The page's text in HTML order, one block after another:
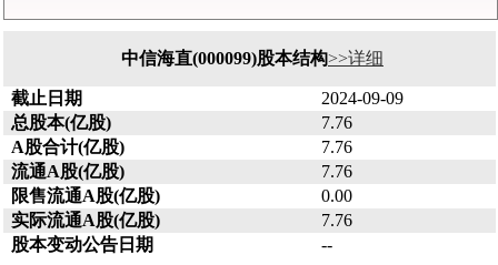
中信海直(000099)股本结构>>详细
截止日期
2024-09-09
总股本(亿股)
7.76
A股合计(亿股)
7.76
流通A股(亿股)
7.76
限售流通A股(亿股)
0.00
实际流通A股(亿股)
7.76
股本变动公告日期
--